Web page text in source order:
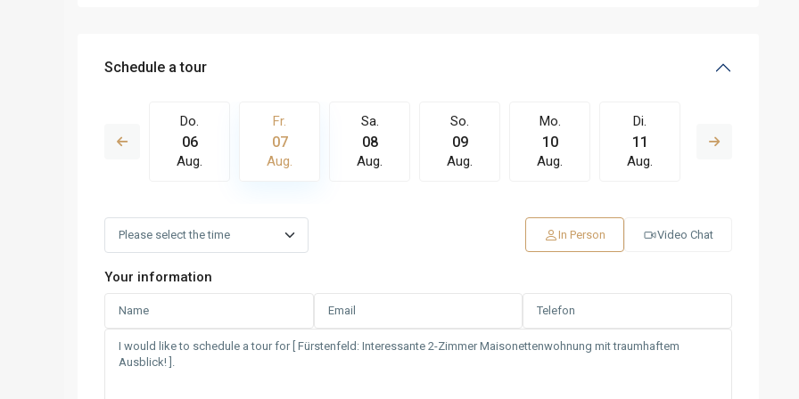
Schedule a tour
Do.
06
Aug.
Fr.
07
Aug.
Sa.
08
Aug.
So.
09
Aug.
Mo.
10
Aug.
Di.
11
Aug.
In Person Video Chat
Your information